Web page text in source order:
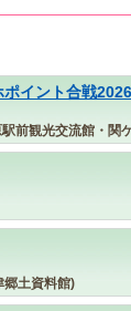
イント合戦2026
前観光交流館・関
郷土資料館)